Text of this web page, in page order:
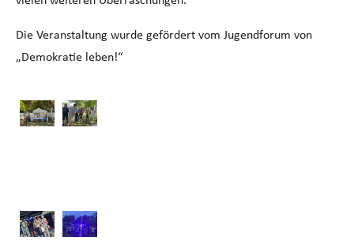
Die Veranstaltung wurde gefördert vom Jugendforum von
„Demokratie leben!“